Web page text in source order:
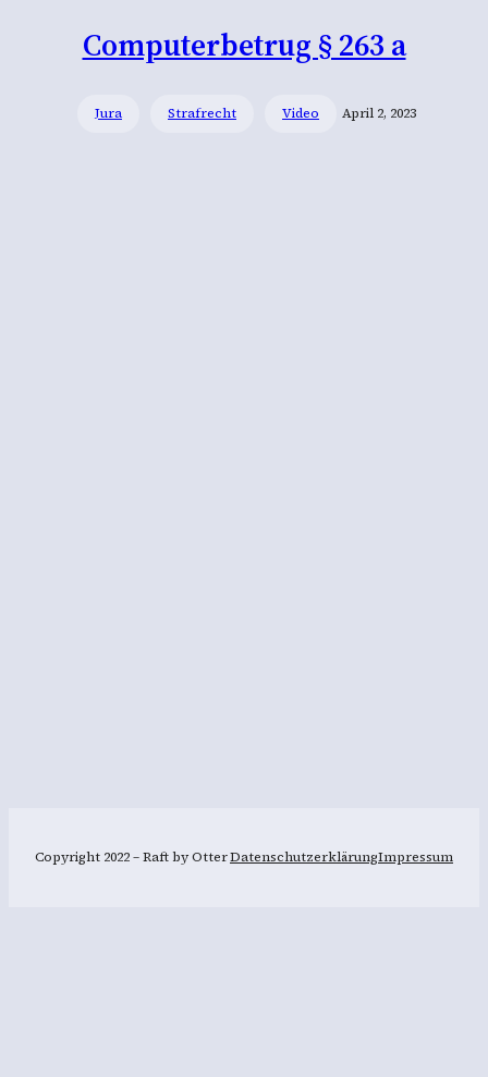
Computerbetrug § 263 a
Jura Strafrecht Video April 2, 2023
Copyright 2022 – Raft by OtterDatenschutzerklärungImpressum